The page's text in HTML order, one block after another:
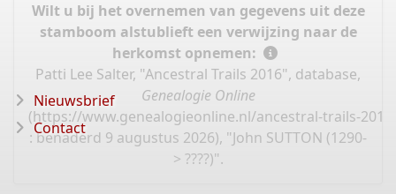
Wilt u bij het overnemen van gegevens uit deze
stamboom alstublieft een verwijzing naar de
herkomst opnemen:
Patti Lee Salter, "Ancestral Trails 2016", database,
Genealogie Online
(https://www.genealogieonline.nl/ancestral-trails-
: benaderd 9 augustus 2026), "John SUTTON (1290-
> ????)".
Nieuwsbrief
Contact